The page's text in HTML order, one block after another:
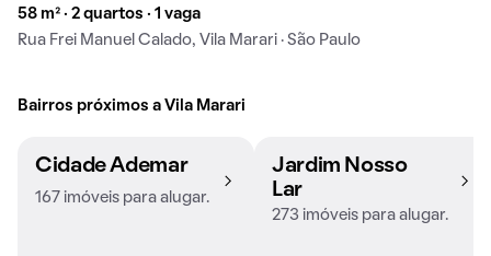
58 m² · 2 quartos · 1 vaga
Rua Frei Manuel Calado, Vila Marari · São Paulo
Bairros próximos a Vila Marari
Cidade Ademar
167 imóveis para alugar.
Jardim Nosso
Lar
273 imóveis para alugar.